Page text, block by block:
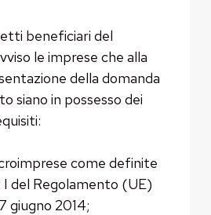
beneficiari del
le imprese che alla
della domanda
siano in possesso dei
come definite
I del Regolamento (UE)
giugno 2014;